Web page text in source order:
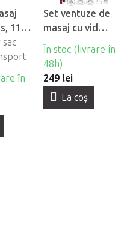
11
în
Set ventuze de
masaj cu vid
Fabulo Luxury 19
buc
În stoc (livrare în
48h)
249 lei
La coş